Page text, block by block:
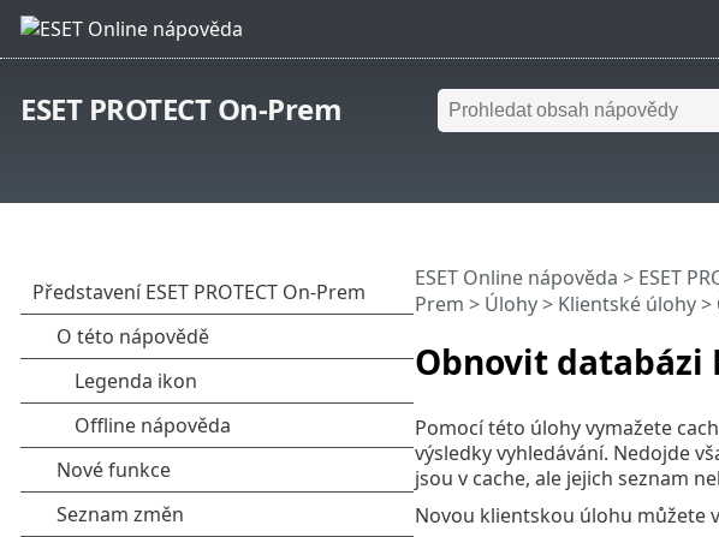
ESET PROTECT On-Prem
Obnovit databázi
ESET Online nápověda > ESET
Prem > Úlohy> Klientské úlohy>
Pomocí této úlohy vymažete
výsledky vyhledávání. Nedojde
jsou v cache, ale jejich seznam
Novou klientskou úlohu můžete